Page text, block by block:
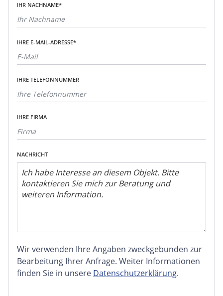
IHR NACHNAME*
IHRE E-MAIL-ADRESSE*
IHRE TELEFONNUMMER
IHRE FIRMA
NACHRICHT
Wir verwenden Ihre Angaben zweckgebunden zur
Bearbeitung Ihrer Anfrage. Weiter Informationen
finden Sie in unsere Datenschutzerklärung.
FACEBOOK